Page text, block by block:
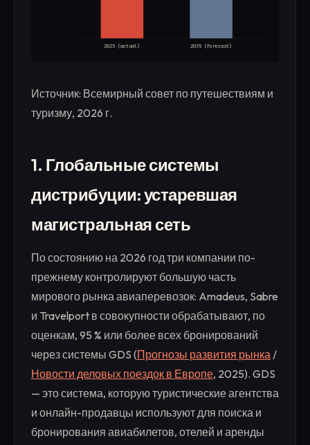
2025 (actual) 2035 (forecast)
Источник: Всемирный совет по путешествиям и
туризму, 2026 г.
1. Глобальные системы
дистрибуции: устаревшая
магистральная сеть
По состоянию на 2026 год три компании по-
прежнему контролируют большую часть
мирового рынка авиаперевозок: Amadeus, Sabre
и Travelport в совокупности обрабатывают, по
оценкам, 95 % или более всех бронирований
через системы GDS (Прогнозы развития рынка/
Новости деловых поездок в Европе, 2025). GDS
— это система, которую туристические агентства
и онлайн-продавцы используют для поиска и
бронирования авиабилетов, отелей и аренды